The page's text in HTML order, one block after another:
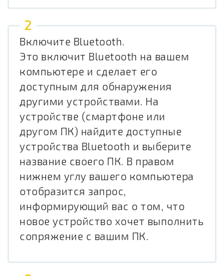
Включите Bluetooth.
Это включит Bluetooth на вашем
компьютере и сделает его
доступным для обнаружения
другими устройствами. На
устройстве (смартфоне или
другом ПК) найдите доступные
устройства Bluetooth и выберите
название своего ПК. В правом
нижнем углу вашего компьютера
отобразится запрос,
информирующий вас о том, что
новое устройство хочет выполнить
сопряжение с вашим ПК.